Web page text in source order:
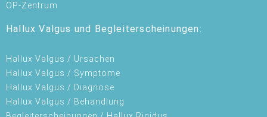
OP-Zentrum
Hallux Valgus und Begleiterscheinungen:
Hallux Valgus / Ursachen
Hallux Valgus / Symptome
Hallux Valgus / Diagnose
Hallux Valgus / Behandlung